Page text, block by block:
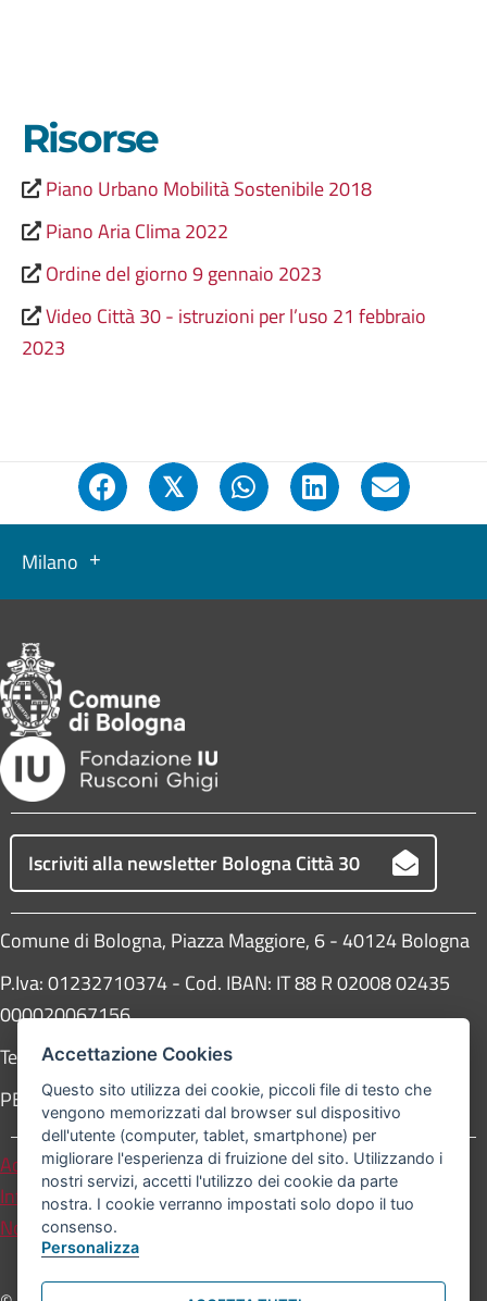
Risorse
Piano Urbano Mobilità Sostenibile 2018
Piano Aria Clima 2022
Ordine del giorno 9 gennaio 2023
Video Città 30 - istruzioni per l’uso 21 febbraio
2023
𝕏
Milano
Iscriviti alla newsletter Bologna Città 30
Comune di Bologna, Piazza Maggiore, 6 - 40124 Bologna
P.Iva: 01232710374 - Cod. IBAN: IT 88 R 02008 02435
000020067156
Telefono:051203040
PEC: protocollogenerale@pec.comune.bologna.it
Accessibilità
Carta dei valori
Informativa sul trattamento dei dati personali
Note legali
Accettazione Cookies
Questo sito utilizza dei cookie, piccoli file di testo che
vengono memorizzati dal browser sul dispositivo
dell'utente (computer, tablet, smartphone) per
migliorare l'esperienza di fruizione del sito. Utilizzando i
nostri servizi, accetti l'utilizzo dei cookie da parte
nostra. I cookie verranno impostati solo dopo il tuo
consenso.
Personalizza